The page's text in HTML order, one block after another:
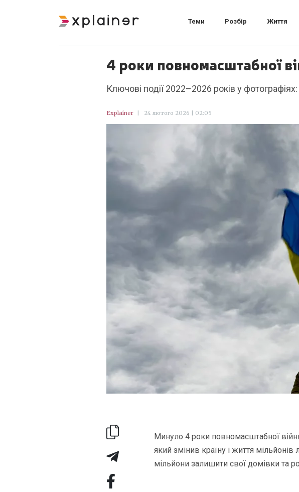
Теми Розбір Життя
4 роки повномасштабної
Ключові події 2022–2026 років у
Explainer 24 лютого 2026 | 02:05
Минуло 4 роки повномасштабної
який змінив країну і життя
мільйони залишити свої домівки та